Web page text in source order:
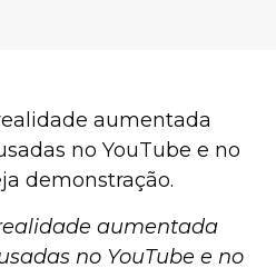
aumentada
no YouTube e no
demonstração.
aumentada
no YouTube e no